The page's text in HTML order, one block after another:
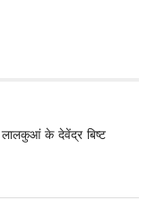
लालकुआं के देवेंद्र बिष्ट